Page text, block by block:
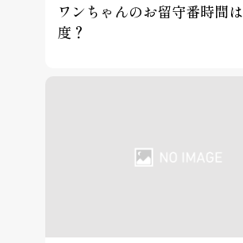
ワンちゃんのお留守番時間
度？